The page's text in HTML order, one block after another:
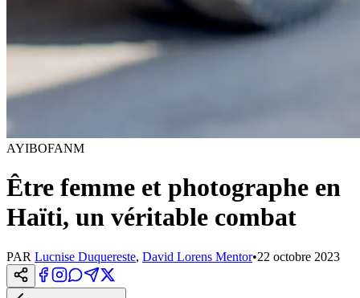
AYIBOFANM
Être femme et photographe en
Haïti, un véritable combat
PAR Lucnise Duquereste, David Lorens Mentor•22 octobre 2023